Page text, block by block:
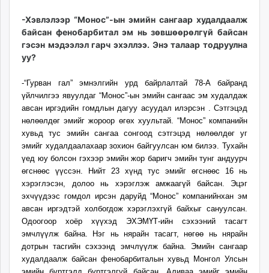
-Хэвлэлээр “Монос”-ын эмийн сангаар худалдаалж
байсан фенобарбитал эм нь зөвшөөрөлгүй байсан
гэсэн мэдээлэл гарч эхэллээ. Энэ талаар тодруулна
уу?
-“Гурван гал” эмнэлгийн урд байрлалтай 78-А байранд
үйлчилгээ явуулдаг “Монос”-ын эмийн сангаас эм худалдаж
авсан иргэдийн гомдлын дагуу асуудал илэрсэн . Сэтгэцэд
нөлөөлдөг эмийг жороор өгөх хуультай. “Монос” компанийн
хувьд тус эмийн сангаа сонгоод сэтгэцэд нөлөөлдөг уг
эмийг худалдаалахаар зохион байгуулсан юм билээ. Тухайн
үед юу болсон гэхээр эмийн жор баригч эмийн тунг андуурч
өгснөөс үүссэн. Нийт 23 хүнд тус эмийг өгснөөс 16 нь
хэрэглэсэн, долоо нь хэрэглэж амжаагүй байсан. Эцэг
эхчүүдээс гомдол ирсэн даруйд “Монос” компанийнхан эм
авсан иргэдтэй холбогдож хэрэглэхгүй байхыг сануулсан.
Одоогоор хоёр хүүхэд ЭХЭМҮТ-ийн сэхээний тасагт
эмчлүүлж байна. Нэг нь нярайн тасагт, нөгөө нь нярайн
дотрын тасгийн сэхээнд эмчлүүлж байна. Эмийн сангаар
худалдаалж байсан фенобарбиталын хувьд Монгол Улсын